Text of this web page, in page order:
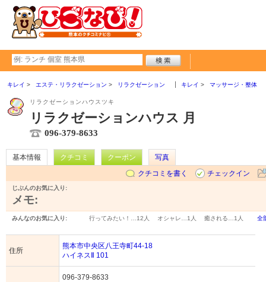
キレイ エステ・リラクゼーション リラクゼーション キレイ マッサージ・整体
リラクゼーションハウスツキ
リラクゼーションハウス 月
096-379-8633
基本情報 クチコミ クーポン
写真
クチコミを書く
チェックイン
じぶんのお気に入り:
メモ:
みんなのお気に入り: 行ってみたい！… 12人 オシャレ… 1人 癒される… 1人 全
住所
熊本市中央区八王寺町44-18
ハイネスⅡ 101
096-379-8633